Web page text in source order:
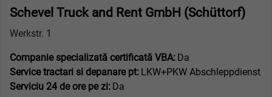
Schevel Truck and Rent GmbH (Schüttorf)
Werkstr. 1
Companie specializată certificată VBA: Da
Service tractari si depanare pt: LKW+PKW Abschleppdienst
Serviciu 24 de ore pe zi: Da